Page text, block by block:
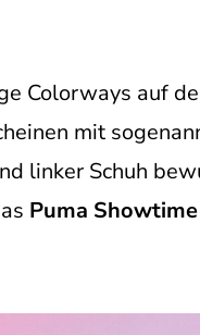
Colorways auf
mit
linker Schuh
Puma